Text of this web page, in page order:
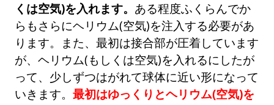
くは空気)を入れます。 ある程度ふくらんでか
らもさらにヘリウム(空気)を注入する必要があ
ります。また、最初は接合部が圧着しています
が、ヘリウム(もしくは空気)を入れるにしたが
って、少しずつはがれて球体に近い形になって
いきます。最初はゆっくりとヘリウム(空気)を